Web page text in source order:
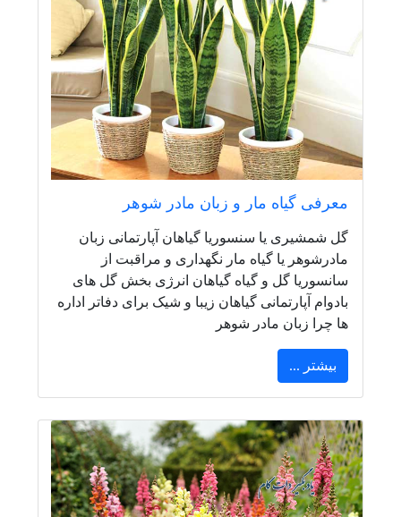
معرفی گیاه مار و زبان مادر شوهر
گل شمشیری یا سنسوریا گیاهان آپارتمانی زبان
مادرشوهر یا گیاه مار نگهداری و مراقبت از
سانسوریا گل و گیاه گیاهان انرژی بخش گل های
بادوام آپارتمانی گیاهان زیبا و شیک برای دفاتر اداره
ها چرا زبان مادر شوهر
بیشتر ...